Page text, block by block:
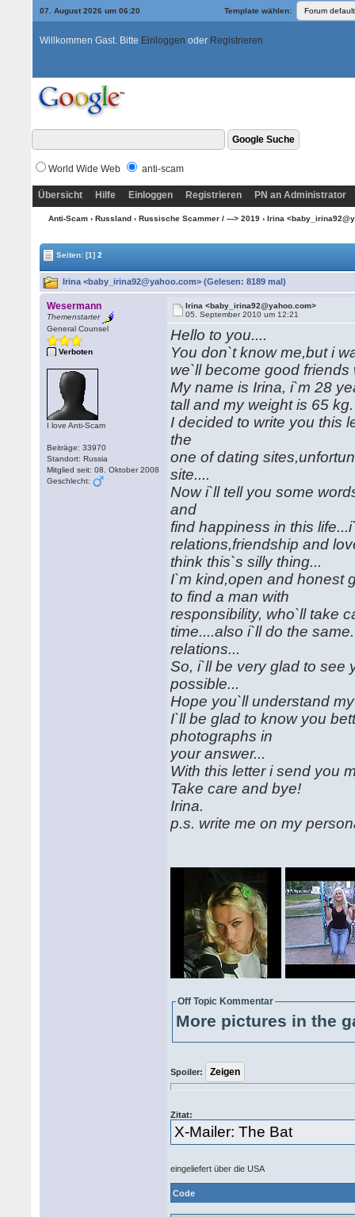
07. August 2026 um 06:20 Template wählen:
Willkommen Gast. Bitte Einloggen oder Registrieren
World Wide Web anti-scam
Übersicht Hilfe Einloggen Registrieren PN an Administrator
Anti-Scam› Russland› Russische Scammer / ---> 2019› Irina
Seiten:[1] 2
Irina <baby_irina92@yahoo.com> (Gelesen: 8189 mal)
Wesermann
Themenstarter
General Counsel
Verboten
I love Anti-Scam
Beiträge: 33970
Standort: Russia
Mitglied seit: 08. Oktober 2008
Geschlecht:
Irina <baby_irina92@yahoo.com>
05. September 2010 um 12:21
Hello to you....
You don`t know me,but i
we`ll become good
My name is Irina, i`m 28
tall and my weight is 65 kg.
I decided to write you this
the
one of dating
site....
Now i`ll tell you some
and
find happiness in this
relations,friendship and
think this`s silly thing...
I`m kind,open and honest
to find a man with
responsibility, who`ll take
time....also i`ll do the
relations...
So, i`ll be very glad to see
possible...
Hope you`ll understand
I`ll be glad to know you
photographs in
your answer...
With this letter i send you
Take care and bye!
Irina.
p.s. write me on my
Off Topic Kommentar
More pictures in the
Spoiler:
Zitat:
X-Mailer: The Bat
eingeliefert über die USA
Code